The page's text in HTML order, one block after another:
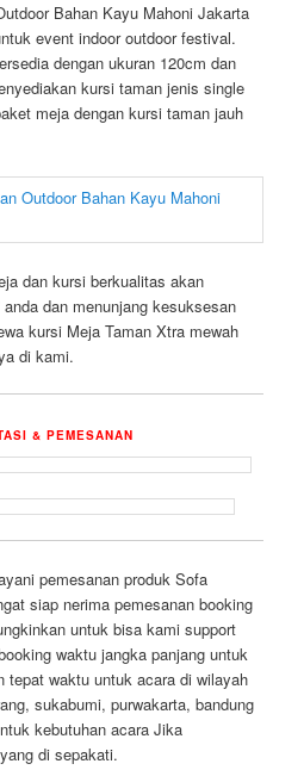
Bahan Kayu Mahoni Jakarta
event indoor outdoor festival.
dengan ukuran 120cm dan
kursi taman jenis single
meja dengan kursi taman jauh
dan kursi berkualitas akan
dan menunjang kesuksesan
kursi Meja Taman Xtra mewah
di kami.
& PEMESANAN
pemesanan produk Sofa
siap nerima pemesanan booking
untuk bisa kami support
waktu jangka panjang untuk
tepat waktu untuk acara di wilayah
sukabumi, purwakarta, bandung
kebutuhan acara Jika
di sepakati.